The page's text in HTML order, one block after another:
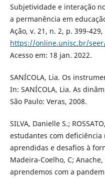
Subjetividade e interação
a permanência em
Ação, v. 21, n. 2, p. 399-
https://online.unisc.br/
Acesso em: 18 jan. 2022.
SANÍCOLA, Lia. Os
In: SANÍCOLA, Lia. As
São Paulo: Veras, 2008.
SILVA, Danielle S.;
estudantes com deficiência
aprendidas e desafios à
Madeira-Coelho, C;
aprendemos com a